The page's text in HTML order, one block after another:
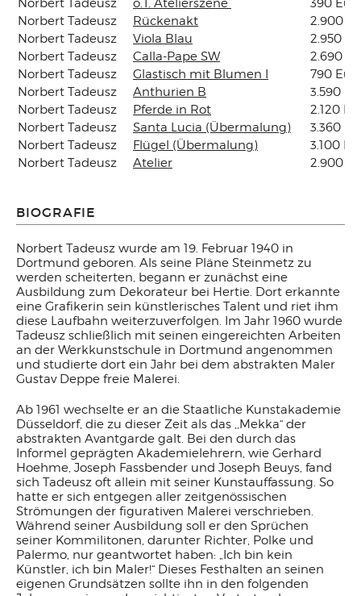
Norbert Tadeusz
o.T. Atelierszene
390
Norbert Tadeusz
Rückenakt
2.900
Norbert Tadeusz
Viola Blau
2.950
Norbert Tadeusz
Calla-Pape SW
2.690
Norbert Tadeusz
Glastisch mit Blumen I
790
Norbert Tadeusz
Anthurien B
3.590
Norbert Tadeusz
Pferde in Rot
2.120
Norbert Tadeusz
Santa Lucia (Übermalung)
3.360
Norbert Tadeusz
Flügel (Übermalung)
3.100
Norbert Tadeusz
Atelier 2.900
BIOGRAFIE
Norbert Tadeusz wurde am 19. Februar 1940 in
Dortmund geboren. Als seine Pläne Steinmetz zu
werden scheiterten, begann er zunächst eine
Ausbildung zum Dekorateur bei Hertie. Dort erkannte
eine Grafikerin sein künstlerisches Talent und riet ihm
diese Laufbahn weiterzuverfolgen. Im Jahr 1960 wurde
Tadeusz schließlich mit seinen eingereichten Arbeiten
an der Werkkunstschule in Dortmund angenommen
und studierte dort ein Jahr bei dem abstrakten Maler
Gustav Deppe freie Malerei.
Ab 1961 wechselte er an die Staatliche Kunstakademie
Düsseldorf, die zu dieser Zeit als das ,,Mekka“ der
abstrakten Avantgarde galt. Bei den durch das
Informel geprägten Akademielehrern, wie Gerhard
Hoehme, Joseph Fassbender und Joseph Beuys, fand
sich Tadeusz oft allein mit seiner Kunstauffassung. So
hatte er sich entgegen aller zeitgenössischen
Strömungen der figurativen Malerei verschrieben.
Während seiner Ausbildung soll er den Sprüchen
seiner Kommilitonen, darunter Richter, Polke und
Palermo, nur geantwortet haben: „Ich bin kein
Künstler, ich bin Maler!“ Dieses Festhalten an seinen
eigenen Grundsätzen sollte ihn in den folgenden